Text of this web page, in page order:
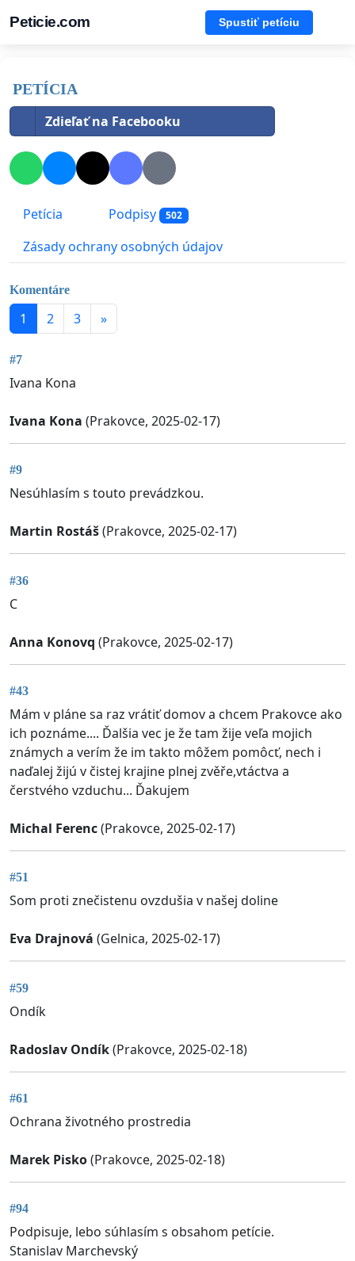
Peticie.com Spustiť petíciu
PETÍCIA
Zdieľať na Facebooku
Petícia Podpisy 502
Zásady ochrany osobných údajov
Komentáre
1 2 3 »
#7
Ivana Kona
Ivana Kona (Prakovce, 2025-02-17)
#9
Nesúhlasím s touto prevádzkou.
Martin Rostáš(Prakovce, 2025-02-17)
#36
C
Anna Konovq (Prakovce, 2025-02-17)
#43
Mám v pláne sa raz vrátiť domov a chcem Prakovce ako
ich poznáme.... Ďalšia vec je že tam žije veľa mojich
známych a verím že im takto môžem pomôcť, nech i
naďalej žijú v čistej krajine plnej zvěře,vtáctva a
čerstvého vzduchu... Ďakujem
Michal Ferenc(Prakovce, 2025-02-17)
#51
Som proti znečistenu ovzdušia v našej doline
Eva Drajnová (Gelnica, 2025-02-17)
#59
Ondík
Radoslav Ondík(Prakovce, 2025-02-18)
#61
Ochrana životného prostredia
Marek Pisko(Prakovce, 2025-02-18)
#94
Podpisuje, lebo súhlasím s obsahom petície.
Stanislav Marchevský